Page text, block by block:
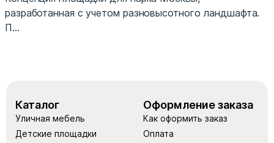
разработанная с учетом разновысотного ландшафта.
П...
Каталог
Уличная мебель
Детские площадки
Оформление заказа
Как оформить заказ
Оплата